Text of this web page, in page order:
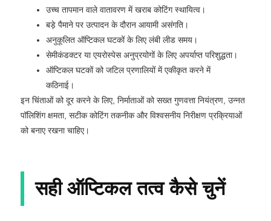
उच्च तापमान वाले वातावरण में खराब कोटिंग स्थायित्व।
बड़े पैमाने पर उत्पादन के दौरान आयामी असंगति।
अनुकूलित ऑप्टिकल घटकों के लिए लंबी लीड समय।
सेमीकंडक्टर या एयरोस्पेस अनुप्रयोगों के लिए अपर्याप्त परिशुद्धता।
ऑप्टिकल घटकों को जटिल प्रणालियों में एकीकृत करने में
कठिनाई।
इन चिंताओं को दूर करने के लिए, निर्माताओं को सख्त गुणवत्ता नियंत्रण, उन्नत
पॉलिशिंग क्षमता, सटीक कोटिंग तकनीक और विश्वसनीय निरीक्षण प्रक्रियाओं
को बनाए रखना चाहिए।
सही ऑप्टिकल तत्व कैसे चुनें